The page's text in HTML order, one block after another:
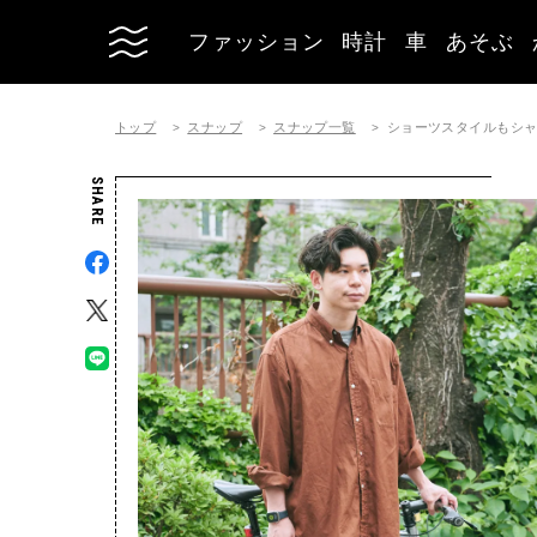
ファッション 時計 車 あそぶ
トップ スナップ スナップ一覧 ショーツスタイルもシ
SHARE